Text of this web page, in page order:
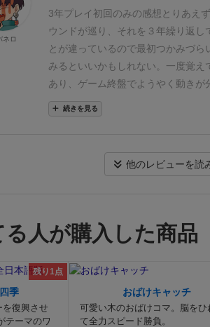
借金残っていると-5VPとなります。
を卸す時はシビアな駆け引きが必要
棄となってしまいますが、救済と
成ダルを購入することで翌年に繰
は熟成し、品質が＋2されるので、
う。イベントカードの中には他プレ
の中ではスパイシーな部分になりま
すめします。(お邪魔カードの中に
つ火災が起きる、というものがあ
ドを積極的に狙うのも面白いかもし
分が少なく、システムとしてはお手
3年プレイ初回のみの感想 とりあえ
ウンドが巡り、それを３年繰り返し
とが違っているので最初つかみづ
みるといいかもしれない。一度覚
あり、ゲーム終盤でようやく動きが
を見越しつつ動くのが楽しくなると
～」と騒ぎながら有効の手を模索し
続きを見る
ネロ
他のレビューを読
人が購入した商品
残り1点
季
を復興させ
テーマのワ
おばけキャッチ
可愛い木のおばけコマ。脳をひ
て全力スピード勝負。